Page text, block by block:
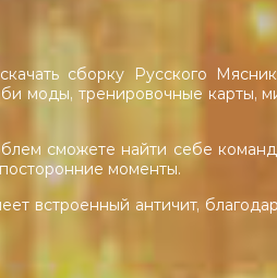
сборку Русского
моды, тренировочные карты,
сможете найти себе
моменты.
встроенный античит,